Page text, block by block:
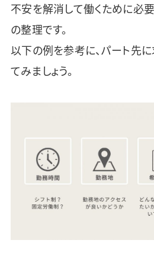
不安を解消して働くために必
の整理です。
以下の例を参考に、パート先
てみましょう。